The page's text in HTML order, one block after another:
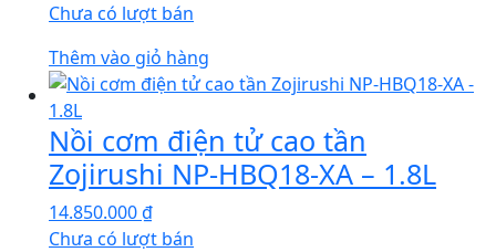
Chưa có lượt bán
Thêm vào giỏ hàng
Nồi cơm điện tử cao tần
Zojirushi NP-HBQ18-XA – 1.8L
14.850.000₫
Chưa có lượt bán